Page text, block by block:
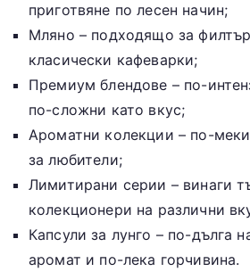
приготвяне по лесен начин;
Мляно – подходящо за
класически кафеварки;
Премиум блендове – по-
по-сложни като вкус;
Ароматни колекции – по-
за любители;
Лимитирани серии – винаги
колекционери на различни
Капсули за лунго – по-дълга
аромат и по-лека горчивина.